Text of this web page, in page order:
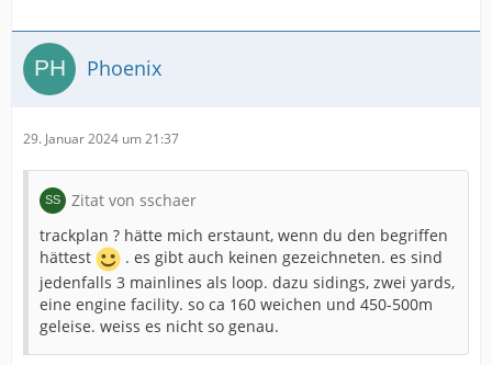
Phoenix
29. Januar 2024 um 21:37
Zitat von sschaer
trackplan ? hätte mich erstaunt, wenn du den begriffen
hättest
. es gibt auch keinen gezeichneten. es sind
jedenfalls 3 mainlines als loop. dazu sidings, zwei yards,
eine engine facility. so ca 160 weichen und 450-500m
geleise. weiss es nicht so genau.